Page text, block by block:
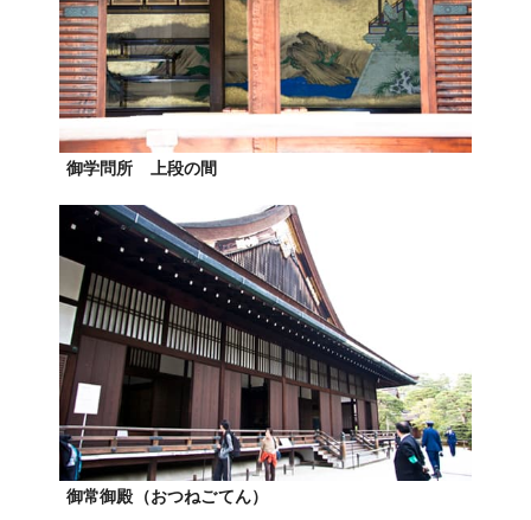
御学問所 上段の間
御常御殿（おつねごてん）